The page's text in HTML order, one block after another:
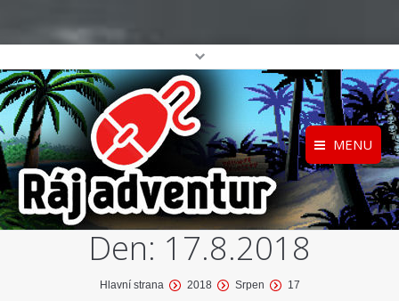
MENU
Registrace
Přihlášení
Home
O projektu
Katalog her
Den: 17.8.2018
Hlavní strana 2018 Srpen 17